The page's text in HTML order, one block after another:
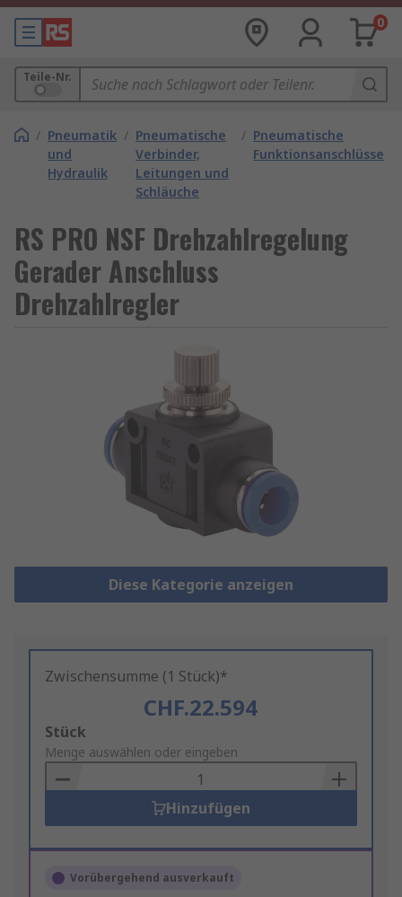
0
Teile-Nr.
/ Pneumatik
und
Hydraulik
/ Pneumatische
Verbinder,
Leitungen und
Schläuche
/ Pneumatische
Funktionsanschlüsse
RS PRO NSF Drehzahlregelung
Gerader Anschluss
Drehzahlregler
Diese Kategorie anzeigen
Zwischensumme (1 Stück)*
CHF.22.594
Add
to
Basket
Stück
Menge auswählen oder eingeben
Hinzufügen
Vorübergehend ausverkauft